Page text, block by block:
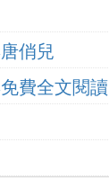
俏兒
費全文閱讀